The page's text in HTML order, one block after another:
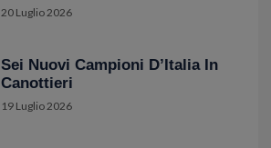
20 Luglio 2026
Sei Nuovi Campioni D’Italia In
Canottieri
19 Luglio 2026